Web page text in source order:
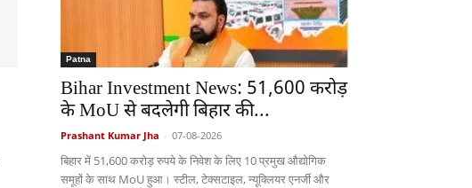
Patna
Bihar Investment News: 51,600 करोड़
के MoU से बदलेगी बिहार की...
Prashant Kumar Jha - 07-08-2026
बिहार में 51,600 करोड़ रुपये के निवेश के लिए 10 प्रमुख औद्योगिक
समूहों के साथ MoU हुआ। स्टील, टेक्सटाइल, न्यूक्लियर एनर्जी और